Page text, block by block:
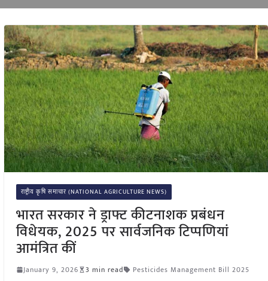
राष्ट्रीय कृषि समाचार (NATIONAL AGRICULTURE NEWS)
भारत सरकार ने ड्राफ्ट कीटनाशक प्रबंधन
विधेयक, 2025 पर सार्वजनिक टिप्पणियां
आमंत्रित कीं
January 9, 2026 3 min read Pesticides Management Bill 2025